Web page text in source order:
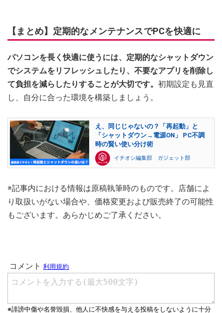
【まとめ】定期的なメンテナンスでPCを快適に
パソコンを長く快適に使うには、定期的なシャットダウン
でシステムをリフレッシュしたり、不要なアプリを削除し
て負担を減らしたりすることが大切です。 初期設定も見直
し、自分に合った環境を構築しましょう。
え、同じじゃないの？「再起動」と
「シャットダウン→電源ON」 PC不調
時の賢い使い分け術
イチオシ編集部 ガジェット部
※記事内における情報は原稿執筆時のものです。店舗によ
り取扱いがない場合や、価格変更および販売終了の可能性
もございます。あらかじめご了承ください。